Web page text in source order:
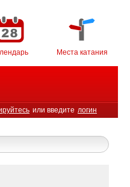
Места катания
или введите логин